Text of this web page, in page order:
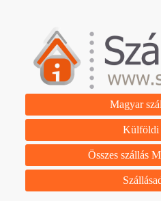
Magyar
Külföldi
Összes szállás